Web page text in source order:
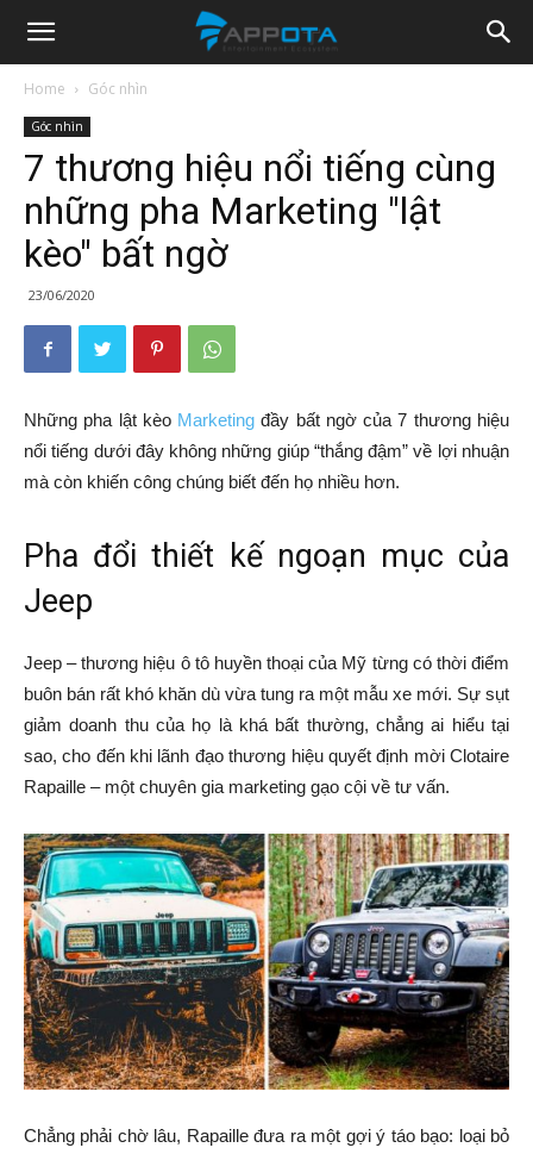
Appota
News
Home Góc nhìn
Góc nhìn
7 thương hiệu nổi tiếng cùng
những pha Marketing "lật
kèo" bất ngờ
23/06/2020
Những pha lật kèo Marketing đầy bất ngờ của 7 thương hiệu
nổi tiếng dưới đây không những giúp “thắng đậm” về lợi nhuận
mà còn khiến công chúng biết đến họ nhiều hơn.
Pha đổi thiết kế ngoạn mục của
Jeep
Jeep – thương hiệu ô tô huyền thoại của Mỹ từng có thời điểm
buôn bán rất khó khăn dù vừa tung ra một mẫu xe mới. Sự sụt
giảm doanh thu của họ là khá bất thường, chẳng ai hiểu tại
sao, cho đến khi lãnh đạo thương hiệu quyết định mời Clotaire
Rapaille – một chuyên gia marketing gạo cội về tư vấn.
Chẳng phải chờ lâu, Rapaille đưa ra một gợi ý táo bạo: loại bỏ